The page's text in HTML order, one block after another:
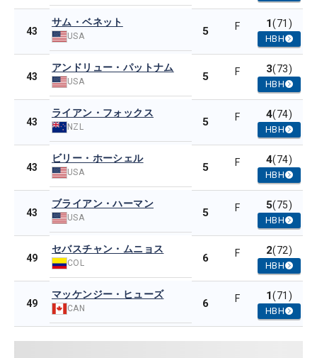
43
サム・ベネット
USA 5 F 1(71)
HBH
43
アンドリュー・パットナム
USA 5 F 3(73)
HBH
43
ライアン・フォックス
NZL 5 F 4(74)
HBH
43
ビリー・ホーシェル
USA 5 F 4(74)
HBH
43
ブライアン・ハーマン
USA 5 F 5(75)
HBH
49
セバスチャン・ムニョス
COL 6 F 2(72)
HBH
49
マッケンジー・ヒューズ
CAN 6 F 1(71)
HBH